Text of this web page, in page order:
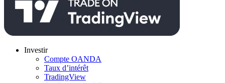
Investir
Compte OANDA
Taux d’intérêt
TradingView